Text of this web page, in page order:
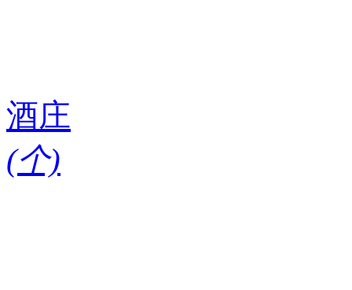
酒庄
(个)